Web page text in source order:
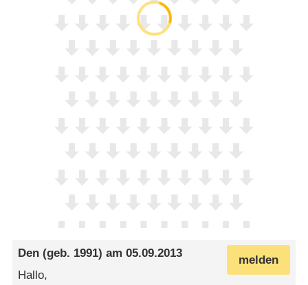
melden
Den (geb. 1991) am05.09.2013
Hallo,